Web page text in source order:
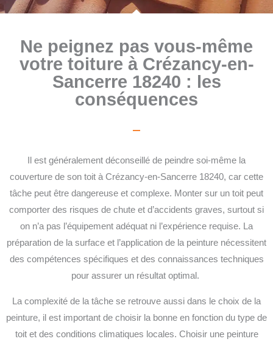
Ne peignez pas vous-même
votre toiture à Crézancy-en-
Sancerre 18240 : les
conséquences
Il est généralement déconseillé de peindre soi-même la
couverture de son toit à Crézancy-en-Sancerre 18240, car cette
tâche peut être dangereuse et complexe. Monter sur un toit peut
comporter des risques de chute et d’accidents graves, surtout si
on n’a pas l’équipement adéquat ni l’expérience requise. La
préparation de la surface et l’application de la peinture nécessitent
des compétences spécifiques et des connaissances techniques
pour assurer un résultat optimal.
La complexité de la tâche se retrouve aussi dans le choix de la
peinture, il est important de choisir la bonne en fonction du type de
toit et des conditions climatiques locales. Choisir une peinture